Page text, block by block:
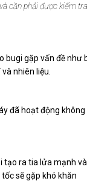
cần phải được kiểm tra
bugi gặp vấn đề như
nhiên liệu.
đã hoạt động không
tạo ra tia lửa mạnh và
sẽ gặp khó khăn